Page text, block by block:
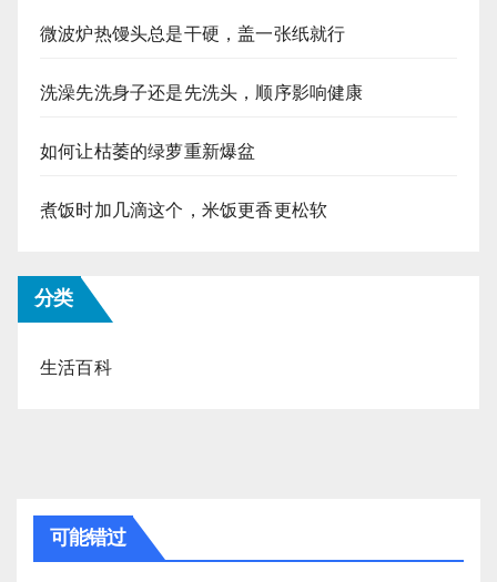
微波炉热馒头总是干硬，盖一张纸就行
洗澡先洗身子还是先洗头，顺序影响健康
如何让枯萎的绿萝重新爆盆
煮饭时加几滴这个，米饭更香更松软
分类
生活百科
可能错过